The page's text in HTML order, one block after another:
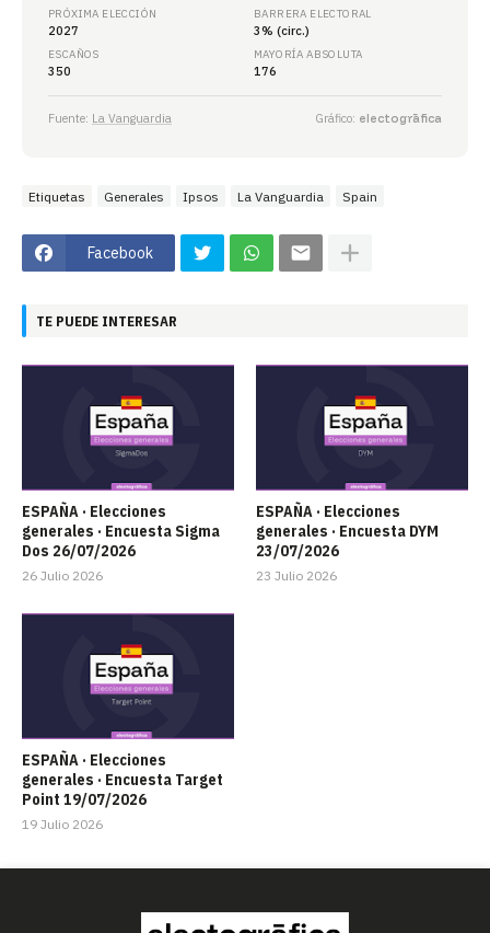
PRÓXIMA ELECCIÓN
2027
BARRERA ELECTORAL
3% (circ.)
ESCAÑOS
350
MAYORÍA ABSOLUTA
176
Fuente: La Vanguardia Gráfico: electogrāfica
Etiquetas Generales Ipsos La Vanguardia Spain
Facebook
TE PUEDE INTERESAR
ESPAÑA · Elecciones
generales · Encuesta Sigma
Dos 26/07/2026
26 Julio 2026
ESPAÑA · Elecciones
generales · Encuesta DYM
23/07/2026
23 Julio 2026
ESPAÑA · Elecciones
generales · Encuesta Target
Point 19/07/2026
19 Julio 2026